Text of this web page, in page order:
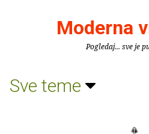
Moderna
Pogledaj... sve je
Sve teme